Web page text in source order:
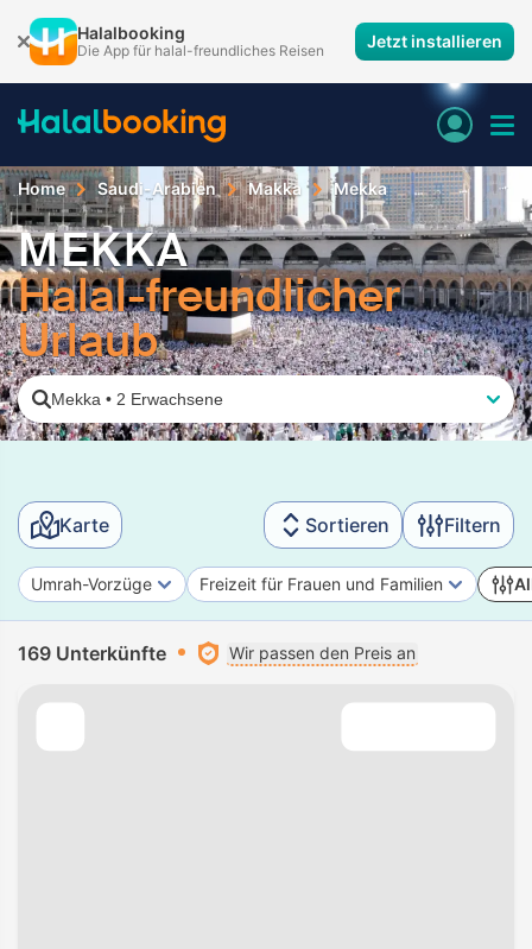
Halalbooking
Die App für halal-freundliches Reisen Jetzt installieren
Home Saudi-Arabien Makka Mekka
MEKKA
Halal-freundlicher
Urlaub
Mekka • 2 Erwachsene
Karte Sortieren Filtern
Umrah-Vorzüge Freizeit für Frauen und Familien
169 Unterkünfte Wir passen den Preis an